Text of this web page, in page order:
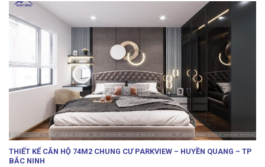
THIẾT KẾ CĂN HỘ 74M2 CHUNG CƯ PARKVIEW – HUYỀN QUANG – TP
BẮC NINH